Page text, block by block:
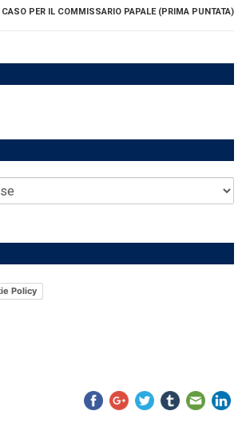
PER IL COMMISSARIO PAPALE (PRIMA PUNTATA)
Policy